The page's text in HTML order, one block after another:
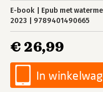
E-book Epub met
2023
9789401490665
€ 26,99
In